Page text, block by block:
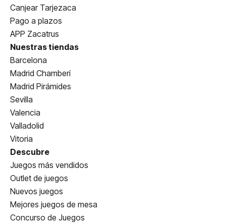
Canjear Tarjezaca
Pago a plazos
APP Zacatrus
Nuestras tiendas
Barcelona
Madrid Chamberí
Madrid Pirámides
Sevilla
Valencia
Valladolid
Vitoria
Descubre
Juegos más vendidos
Outlet de juegos
Nuevos juegos
Mejores juegos de mesa
Concurso de Juegos